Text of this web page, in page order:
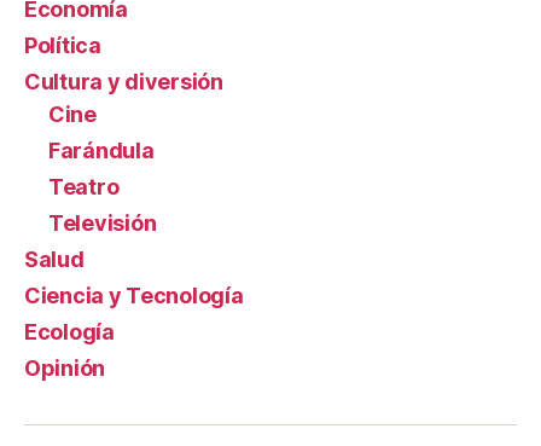
Economía
Política
Cultura y diversión
Cine
Farándula
Teatro
Televisión
Salud
Ciencia y Tecnología
Ecología
Opinión